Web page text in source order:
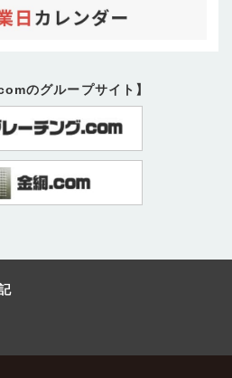
のグループサイト】